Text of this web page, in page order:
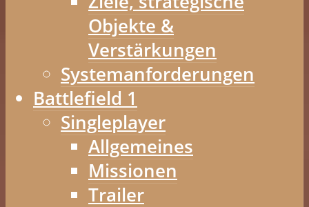
Objekte &
Verstärkungen
Systemanforderungen
Battlefield 1
Singleplayer
Allgemeines
Missionen
Trailer